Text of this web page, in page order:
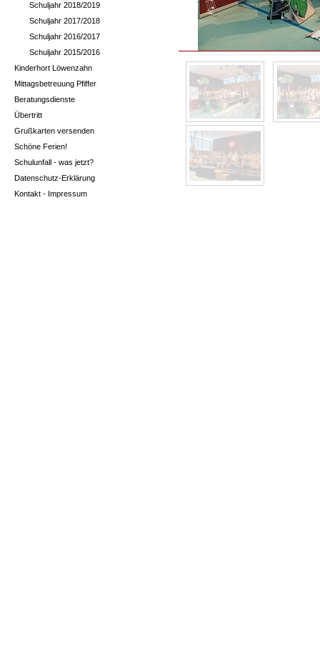
Schuljahr 2018/2019
Schuljahr 2017/2018
Schuljahr 2016/2017
Schuljahr 2015/2016
Kinderhort Löwenzahn
Mittagsbetreuung Pfiffer
Beratungsdienste
Übertritt
Grußkarten versenden
Schöne Ferien!
Schulunfall - was jetzt?
Datenschutz-Erklärung
Kontakt - Impressum